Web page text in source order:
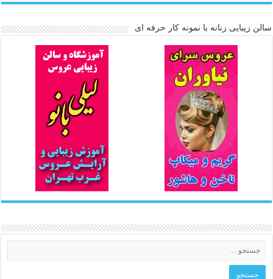
سالن زیبایی زنانه با نمونه کار حرفه ای